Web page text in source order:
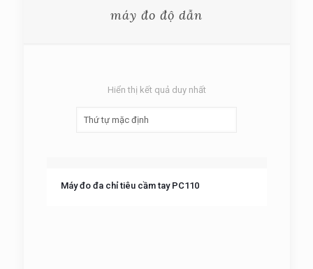
máy đo độ dẫn
Hiển thị kết quả duy nhất
Máy đo đa chỉ tiêu cầm tay PC110